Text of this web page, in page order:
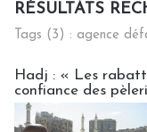
RÉSULTATS
Tags (3) : agence
Hadj : « Les
confiance des